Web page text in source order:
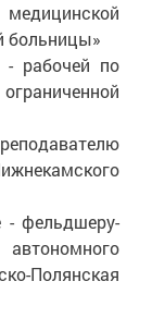
медицинской
больницы»
- рабочей по
- фельдшеру-
Полянская